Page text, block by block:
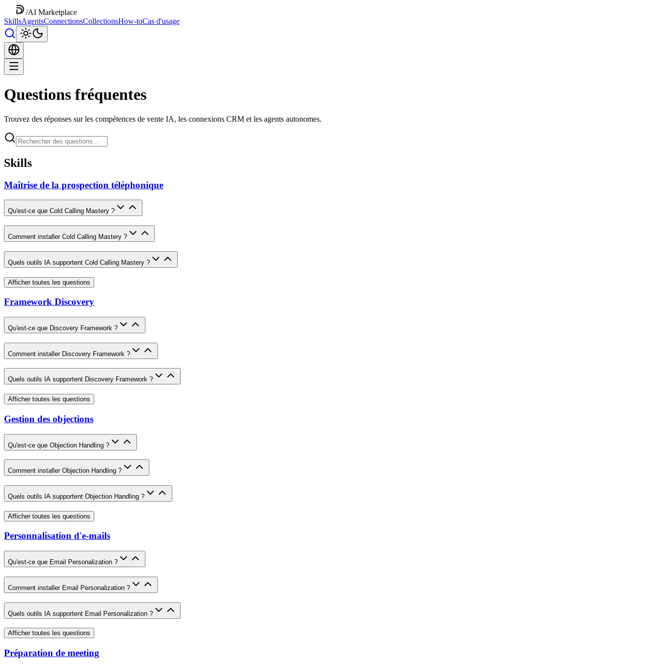
/AI Marketplace
SkillsAgentsConnectionsCollectionsHow-toCas d'usage
Questions fréquentes
Trouvez des réponses sur les compétences de vente IA, les connexions CRM et les agents autonomes.
Skills
Maîtrise de la prospection téléphonique
Qu'est-ce que Cold Calling Mastery ?
Comment installer Cold Calling Mastery ?
Quels outils IA supportent Cold Calling Mastery ?
Afficher toutes les questions
Framework Discovery
Qu'est-ce que Discovery Framework ?
Comment installer Discovery Framework ?
Quels outils IA supportent Discovery Framework ?
Afficher toutes les questions
Gestion des objections
Qu'est-ce que Objection Handling ?
Comment installer Objection Handling ?
Quels outils IA supportent Objection Handling ?
Afficher toutes les questions
Personnalisation d'e-mails
Qu'est-ce que Email Personalization ?
Comment installer Email Personalization ?
Quels outils IA supportent Email Personalization ?
Afficher toutes les questions
Préparation de meeting